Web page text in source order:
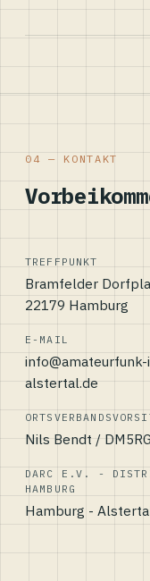
04 — KONTAKT
TREFFPUNKT
Bramfelder
22179 Hamburg
E-MAIL
alstertal.de
Nils Bendt / DM5RG
DARC E.V. -
HAMBURG
Hamburg -